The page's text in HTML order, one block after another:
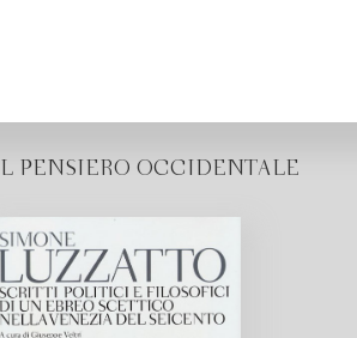
IL PENSIERO OCCIDENTALE